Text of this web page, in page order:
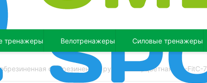
тренажеры Велотренажеры Силовые тренажеры
обрезиненная с обрезиненной ручкой 7 кг, цветная MB-FitC-7